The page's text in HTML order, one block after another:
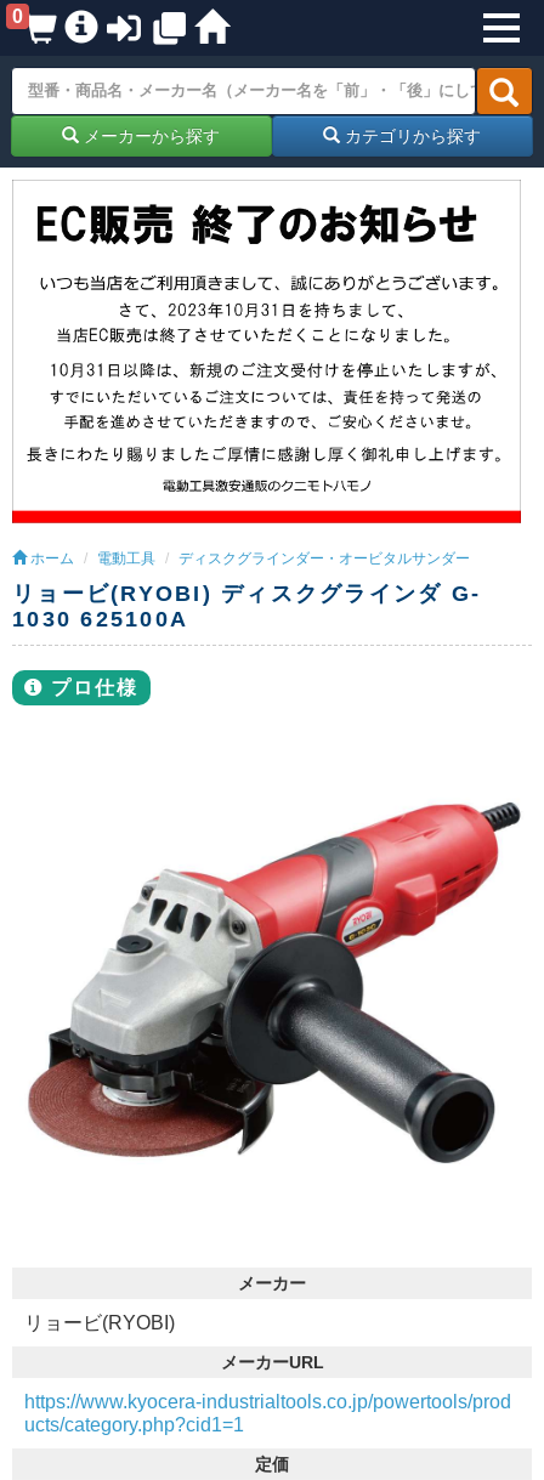
0
メーカーから探す カテゴリから探す
ホーム 電動工具 ディスクグラインダー・オービタルサンダー
リョービ(RYOBI) ディスクグラインダ G-
1030 625100A
プロ仕様
メーカー
リョービ(RYOBI)
メーカーURL
https://www.kyocera-industrialtools.co.jp/powertools/prod
ucts/category.php?cid1=1
定価